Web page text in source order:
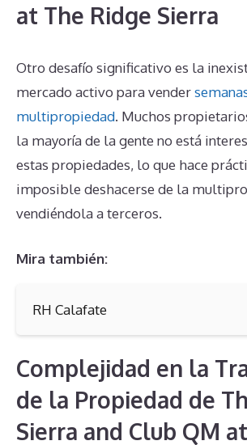
at The Ridge Sierra
Otro desafío significativo es la
mercado activo para vender
multipropiedad. Muchos
la mayoría de la gente no está
estas propiedades, lo que hace
imposible deshacerse de la
vendiéndola a terceros.
Mira también:
RH Calafate
Complejidad en la
de la Propiedad de
Sierra and Club QM